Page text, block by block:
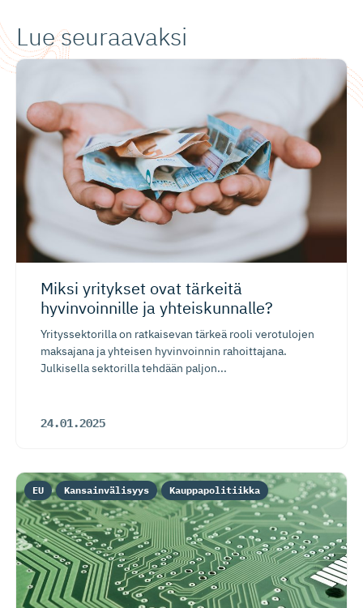
Lue seuraavaksi
Miksi yritykset ovat tärkeitä
hyvinvoinnille ja yhteiskunnalle?
Yrityssektorilla on ratkaisevan tärkeä rooli verotulojen
maksajana ja yhteisen hyvinvoinnin rahoittajana.
Julkisella sektorilla tehdään paljon...
24.01.2025
EU Kansainvälisyys Kauppapolitiikka